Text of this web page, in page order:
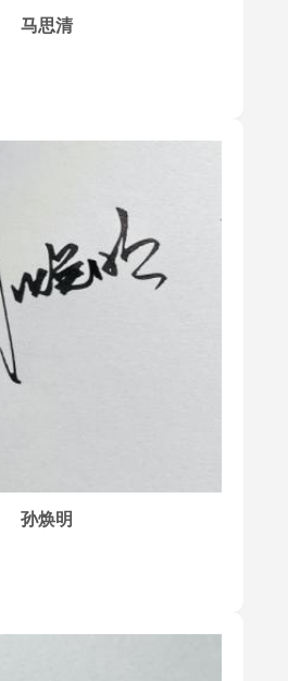
马思清
孙焕明